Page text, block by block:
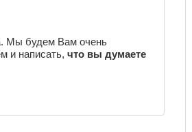
Мы будем Вам очень
и написать, что вы думаете